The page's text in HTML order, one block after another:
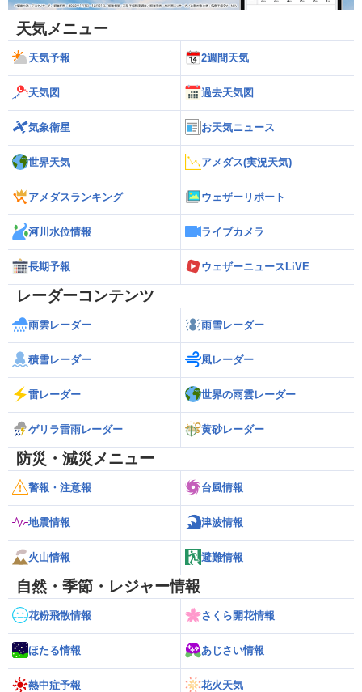
天気メニュー
天気予報 2週間天気
天気図 過去天気図
気象衛星 お天気ニュース
世界天気 アメダス(実況天気)
アメダスランキング ウェザーリポート
河川水位情報 ライブカメラ
長期予報 ウェザーニュースLiVE
レーダーコンテンツ
雨雲レーダー 雨雪レーダー
積雪レーダー 風レーダー
雷レーダー 世界の雨雲レーダー
ゲリラ雷雨レーダー 黄砂レーダー
防災・減災メニュー
警報・注意報 台風情報
地震情報 津波情報
火山情報 避難情報
自然・季節・レジャー情報
花粉飛散情報 さくら開花情報
ほたる情報 あじさい情報
熱中症予報 花火天気